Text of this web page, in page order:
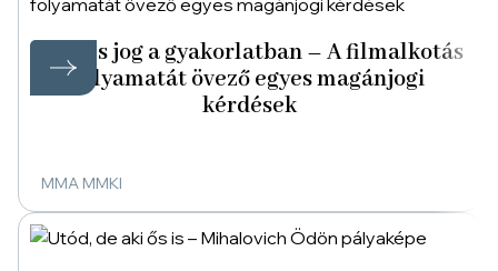
Film és jog a gyakorlatban – A filmalkotás
folyamatát övező egyes magánjogi
kérdések
MMA MMKI